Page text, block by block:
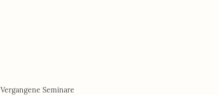
Vergangene Seminare